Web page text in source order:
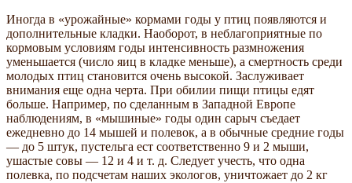
Иногда в «урожайные» кормами годы у птиц появляются и
дополнительные кладки. Наоборот, в неблагоприятные по
кормовым условиям годы интенсивность размножения
уменьшается (число яиц в кладке меньше), а смертность среди
молодых птиц становится очень высокой. Заслуживает
внимания еще одна черта. При обилии пищи птицы едят
больше. Например, по сделанным в Западной Европе
наблюдениям, в «мышиные» годы один сарыч съедает
ежедневно до 14 мышей и полевок, а в обычные средние годы
— до 5 штук, пустельга ест соответственно 9 и 2 мыши,
ушастые совы — 12 и 4 и т. д. Следует учесть, что одна
полевка, по подсчетам наших экологов, уничтожает до 2 кг